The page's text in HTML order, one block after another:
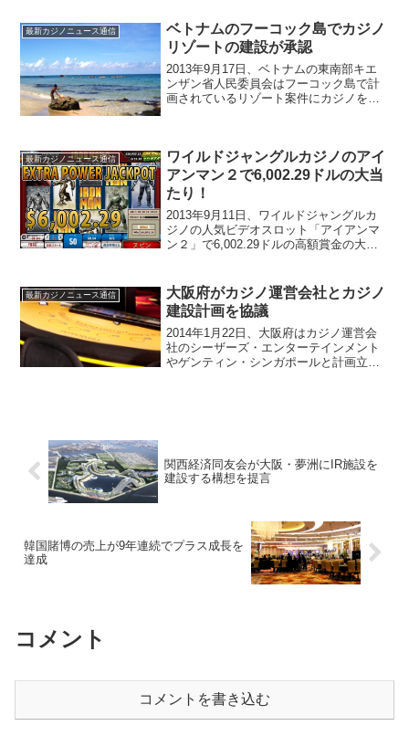
ックポットを獲得したのは、A.Tさんと...
最新カジノニュース通信
ベトナムのフーコック島でカジノ
リゾートの建設が承認
2013年9月17日、ベトナムの東南部キエ
ンザン省人民委員会はフーコック島で計
画されているリゾート案件にカジノを併
沿岸沿いに建設予定...
最新カジノニュース通信
ワイルドジャングルカジノのアイ
アンマン２で6,002.29ドルの大当
たり！
2013年9月11日、ワイルドジャングルカ
ジノの人気ビデオスロット「アイアンマ
ン２」で6,002.29ドルの高額賞金の大当
ジノ歴1年のS.Kさんという主婦の方で...
最新カジノニュース通信
大阪府がカジノ運営会社とカジノ
建設計画を協議
2014年1月22日、大阪府はカジノ運営会
社のシーザーズ・エンターテインメント
やゲンティン・シンガポールと計画立案
関西経済同友会が大阪・夢洲にIR施設を
建設する構想を提言
韓国賭博の売上が9年連続でプラス成長を
達成
コメント
コメントを書き込む